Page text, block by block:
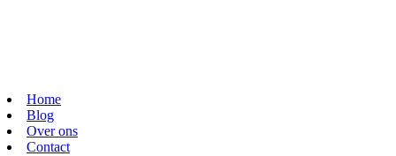
Home
Blog
Over ons
Contact